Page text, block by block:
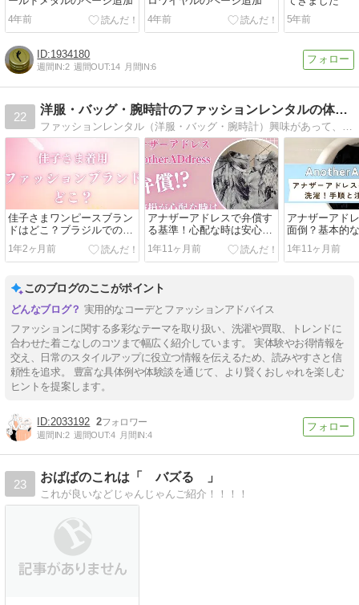
4年前
4年前
5年前
1934180
週間IN:2 週間OUT:14 月間IN:6
22
洋服・バッグ・腕時計のファッションレンタルの体験談
ファッションレンタル（洋服・バッグ・腕時計）興味があって、実体験談・調査話口コミをシェアするブログ。所詮中古っていうイメージあるかもだけど、意外とハイブランドもあり驚き。良かった話、イマイチだった裏話も暴露しちゃいます。
佳子さまワンピースブラン
ドはどこ？ブラジルでの着
用ワンピを紹介
1年2ヶ月前
アナザーアドレスで弁償す
る基準！心配な時は安心保
証をつけよう
1年11ヶ月前
アナザーアド
面倒？基本的
と体験談
1年11ヶ月前
このブログのここがポイント
実用的なコーデとファッションアドバイス
ファッションに関する多彩なテーマを取り扱い、洗濯や買取、トレンドに
合わせた着こなしのコツまで幅広く紹介しています。 実体験やお得情報を
交え、日常のスタイルアップに役立つ情報を伝えるため、読みやすさと信
頼性を追求。 豊富な具体例や体験談を通じて、より賢くおしゃれを楽しむ
ヒントを提案します。
2033192 2
週間IN:2 週間OUT:4 月間IN:4
23
おばばのこれは「 バズる 」
これが良いなどじゃんじゃんご紹介！！！！